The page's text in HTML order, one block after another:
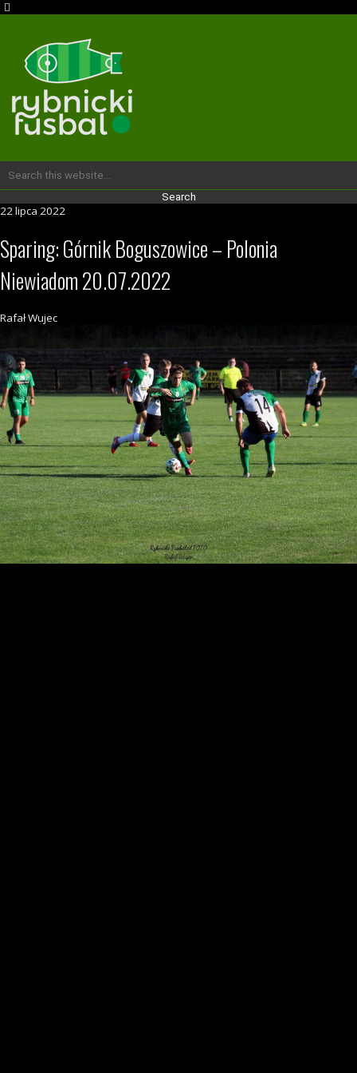
22 lipca 2022
Sparing: Górnik Boguszowice – Polonia
Niewiadom 20.07.2022
Rafał Wujec